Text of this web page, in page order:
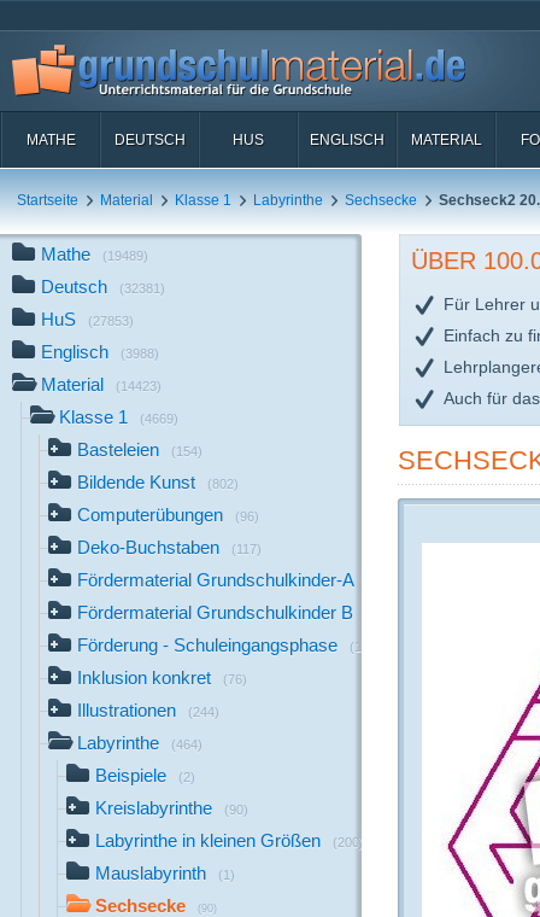
MATHE DEUTSCH HUS ENGLISCH MATERIAL
Startseite Material Klasse 1 Labyrinthe Sechsecke Sechseck2
Mathe (19489)
Deutsch (32381)
HuS (27853)
Englisch (3988)
Material (14423)
Klasse 1 (4669)
Basteleien (154)
Bildende Kunst (802)
Computerübungen (96)
Deko-Buchstaben (117)
Fördermaterial Grundschulkinder-A
Fördermaterial Grundschulkinder B
Förderung - Schuleingangsphase (1142)
Inklusion konkret (76)
Illustrationen (244)
Labyrinthe (464)
Beispiele (2)
Kreislabyrinthe (90)
Labyrinthe in kleinen Größen (200)
Mauslabyrinth (1)
Sechsecke (90)
ÜBER
Für Lehrer
Einfach zu
Auch für